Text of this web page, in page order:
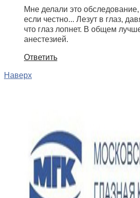
Мне делали это
если честно... Лезут в глаз,
что глаз лопнет. В общем
анестезией.
Ответить
Наверх